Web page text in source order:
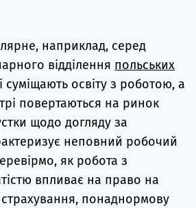
наприклад, серед
відділення польських
суміщають освіту з роботою, а
повертаються на ринок
щодо догляду за
неповний робочий
як робота з
впливає на право на
понаднормову